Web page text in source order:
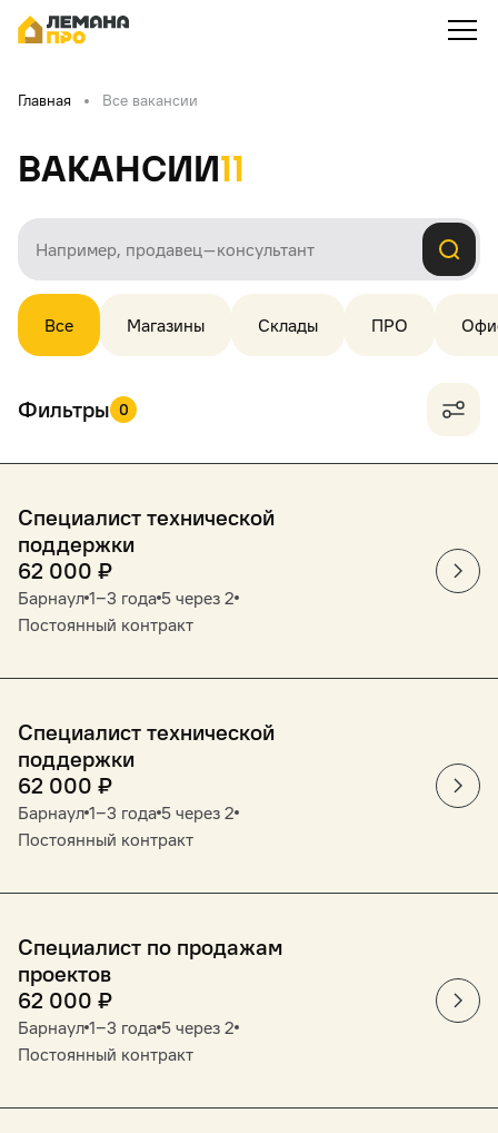
Главная Все вакансии
Вакансии11
Все Магазины Склады ПРО
Фильтры 0
Специалист технической
поддержки
62 000 ₽
Барнаул 1‒3 года 5 через 2
Постоянный контракт
Специалист технической
поддержки
62 000 ₽
Барнаул 1‒3 года 5 через 2
Постоянный контракт
Специалист по продажам
проектов
62 000 ₽
Барнаул 1‒3 года 5 через 2
Постоянный контракт